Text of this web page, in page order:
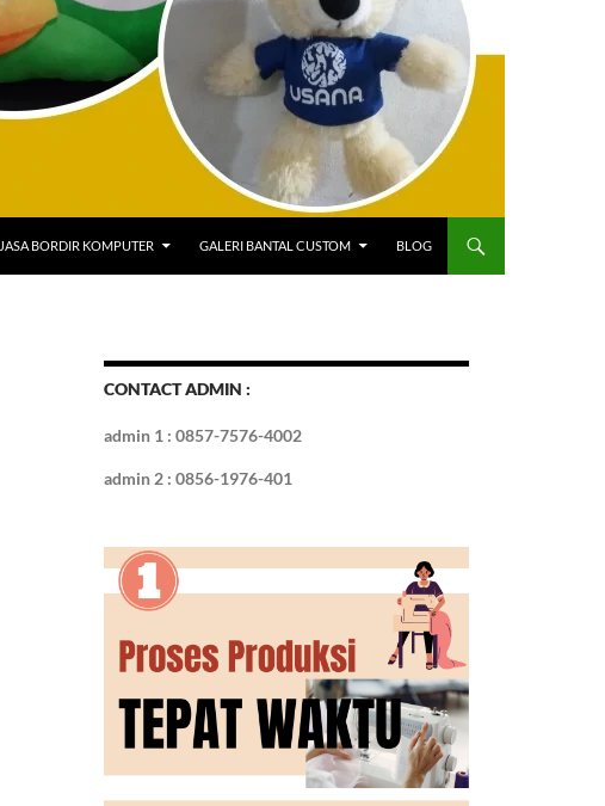
JASA BORDIR KOMPUTER GALERI BANTAL CUSTOM BLOG
CONTACT ADMIN :
admin 1 : 0857-7576-4002
admin 2 : 0856-1976-401